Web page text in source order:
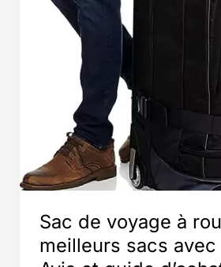
Sac de voyage à
meilleurs sacs avec